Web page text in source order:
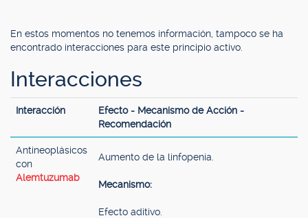
En estos momentos no tenemos información, tampoco se ha
encontrado interacciones para este principio activo.
Interacciones
Interacción
Efecto - Mecanismo de Acción -
Recomendación
Antineoplásicos
con
Alemtuzumab
Aumento de la linfopenia.
Mecanismo:
Efecto aditivo.